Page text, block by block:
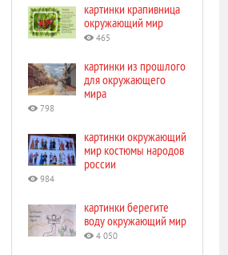
картинки крапивница
окружающий мир
465
картинки из прошлого
для окружающего
мира
798
картинки окружающий
мир костюмы народов
россии
984
картинки берегите
воду окружающий мир
4 050